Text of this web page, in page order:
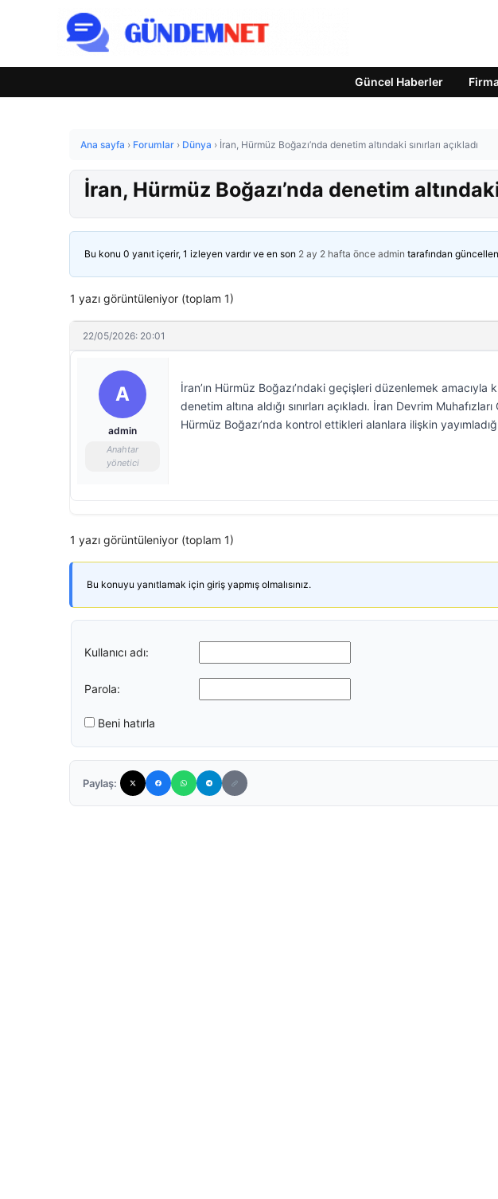
Güncel Haberler
Ana sayfa › Forumlar › Dünya › İran, Hürmüz Boğazı’nda denetim altındaki sınırları açıkladı
İran, Hürmüz Boğazı’nda denetim altındaki
Bu konu 0 yanıt içerir, 1 izleyen vardır ve en son 2 ay 2 hafta önce admin tarafından
1 yazı görüntüleniyor (toplam 1)
22/05/2026: 20:01
A
admin
Anahtar
yönetici
İran’ın Hürmüz Boğazı’ndaki geçişleri düzenlemek
denetim altına aldığı sınırları açıkladı. İran Devrim
Hürmüz Boğazı’nda kontrol ettikleri alanlara ilişkin
1 yazı görüntüleniyor (toplam 1)
Bu konuyu yanıtlamak için giriş yapmış olmalısınız.
Kullanıcı adı:
Parola:
Beni hatırla
Paylaş: